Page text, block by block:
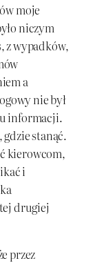
moje
niczym
z wypadków,
a
nie był
informacji.
gdzie stanąć.
kierowcom,
i
drugiej
przez